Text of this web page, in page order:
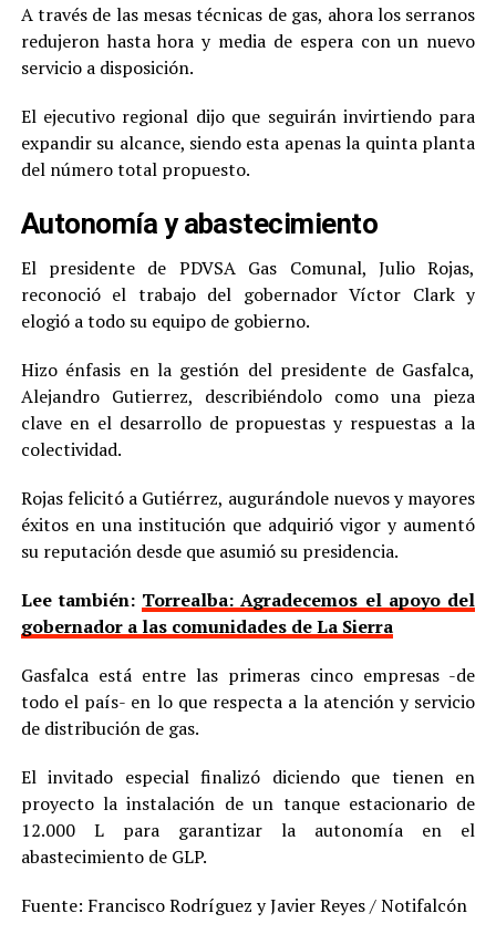
A través de las mesas técnicas de gas, ahora los serranos
redujeron hasta hora y media de espera con un nuevo
servicio a disposición.
El ejecutivo regional dijo que seguirán invirtiendo para
expandir su alcance, siendo esta apenas la quinta planta
del número total propuesto.
Autonomía y abastecimiento
El presidente de PDVSA Gas Comunal, Julio Rojas,
reconoció el trabajo del gobernador Víctor Clark y
elogió a todo su equipo de gobierno.
Hizo énfasis en la gestión del presidente de Gasfalca,
Alejandro Gutierrez, describiéndolo como una pieza
clave en el desarrollo de propuestas y respuestas a la
colectividad.
Rojas felicitó a Gutiérrez, augurándole nuevos y mayores
éxitos en una institución que adquirió vigor y aumentó
su reputación desde que asumió su presidencia.
Lee también: Torrealba: Agradecemos el apoyo del
gobernador a las comunidades de La Sierra
Gasfalca está entre las primeras cinco empresas -de
todo el país- en lo que respecta a la atención y servicio
de distribución de gas.
El invitado especial finalizó diciendo que tienen en
proyecto la instalación de un tanque estacionario de
12.000 L para garantizar la autonomía en el
abastecimiento de GLP.
Fuente: Francisco Rodríguez y Javier Reyes / Notifalcón